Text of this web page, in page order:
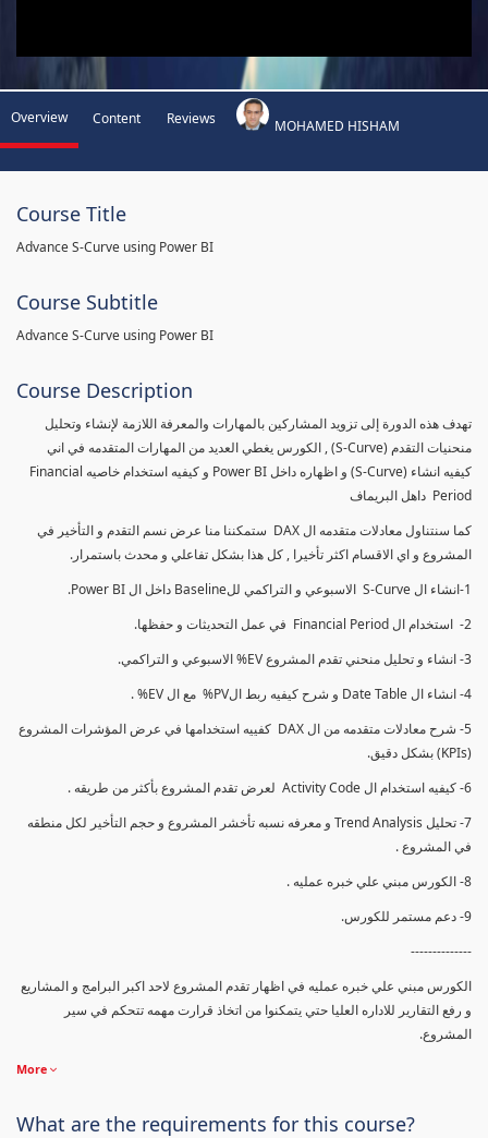
Overview Content Reviews MOHAMED HISHAM
Course Title
Advance S-Curve using Power BI
Course Subtitle
Advance S-Curve using Power BI
Course Description
تهدف هذه الدورة إلى تزويد المشاركين بالمهارات والمعرفة اللازمة لإنشاء وتحليل
منحنيات التقدم (S-Curve) , الكورس يغطي العديد من المهارات المتقدمه في اني
كيفيه انشاء (S-Curve) و اظهاره داخل Power BI و كيفيه استخدام خاصيه Financial
Period داهل البريماف
كما سنتناول معادلات متقدمه ال DAX ستمكننا منا عرض نسم التقدم و التأخير في
المشروع و اي الاقسام اكثر تأخيرا , كل هذا بشكل تفاعلي و محدث باستمرار.
1-انشاء ال S-Curve الاسبوعي و التراكمي للBaseline داخل ال Power BI.
2- استخدام ال Financial Period في عمل التحديثات و حفظها.
3- انشاء و تحليل منحني تقدم المشروع EV% الاسبوعي و التراكمي.
4- انشاء ال Date Table و شرح كيفيه ربط الPV% مع ال EV% .
5- شرح معادلات متقدمه من ال DAX كفييه استخدامها في عرض المؤشرات المشروع
(KPIs) بشكل دقيق.
6- كيفيه استخدام ال Activity Code لعرض تقدم المشروع بأكثر من طريقه .
7- تحليل Trend Analysis و معرفه نسبه تأخشر المشروع و حجم التأخير لكل منطقه
في المشروع .
8- الكورس مبني علي خبره عمليه .
9- دعم مستمر للكورس.
--------------
الكورس مبني علي خبره عمليه في اظهار تقدم المشروع لاحد اكبر البرامج و المشاريع
و رفع التقارير للاداره العليا حتي يتمكنوا من اتخاذ قرارت مهمه تتحكم في سير
المشروع.
More
What are the requirements for this course?